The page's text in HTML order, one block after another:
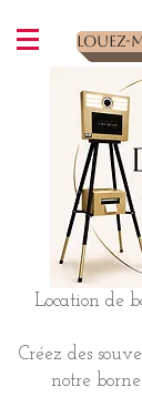
Louez-
Location de
Créez des
notre